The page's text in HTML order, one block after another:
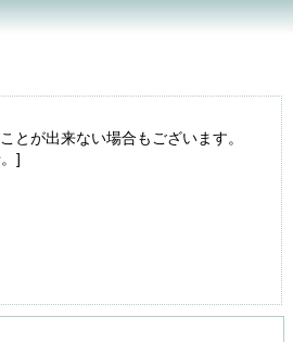
が出来ない場合もございます。
]